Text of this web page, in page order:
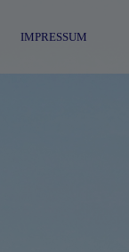
IMPRESSUM